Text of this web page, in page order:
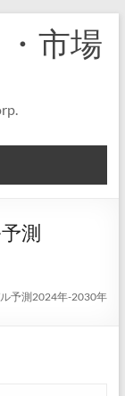
市場
測
予測2024年-2030年